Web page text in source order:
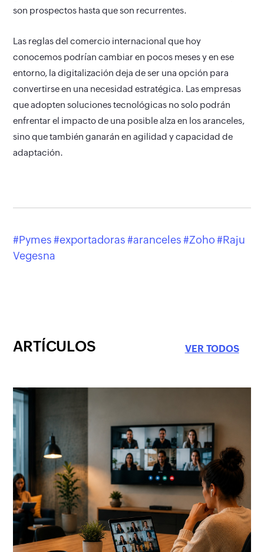
son prospectos hasta que son recurrentes.
Las reglas del comercio internacional que hoy
conocemos podrían cambiar en pocos meses y en ese
entorno, la digitalización deja de ser una opción para
convertirse en una necesidad estratégica. Las empresas
que adopten soluciones tecnológicas no solo podrán
enfrentar el impacto de una posible alza en los aranceles,
sino que también ganarán en agilidad y capacidad de
adaptación.
Pymes exportadoras aranceles Zoho
Raju
Vegesna
ARTÍCULOS VER TODOS